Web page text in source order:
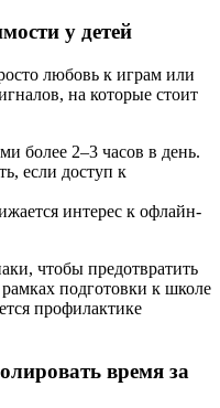
у детей
любовь к играм или
на которые стоит
более 2–3 часов в день.
если доступ к
интерес к офлайн-
чтобы предотвратить
подготовки к школе
профилактике
время за